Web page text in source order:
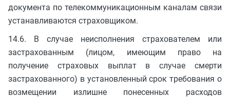
документа по телекоммуникационным каналам связи
устанавливаются страховщиком.
14.6. В случае неисполнения страхователем или
застрахованным (лицом, имеющим право на
получение страховых выплат в случае смерти
застрахованного) в установленный срок требования о
возмещении излишне понесенных расходов